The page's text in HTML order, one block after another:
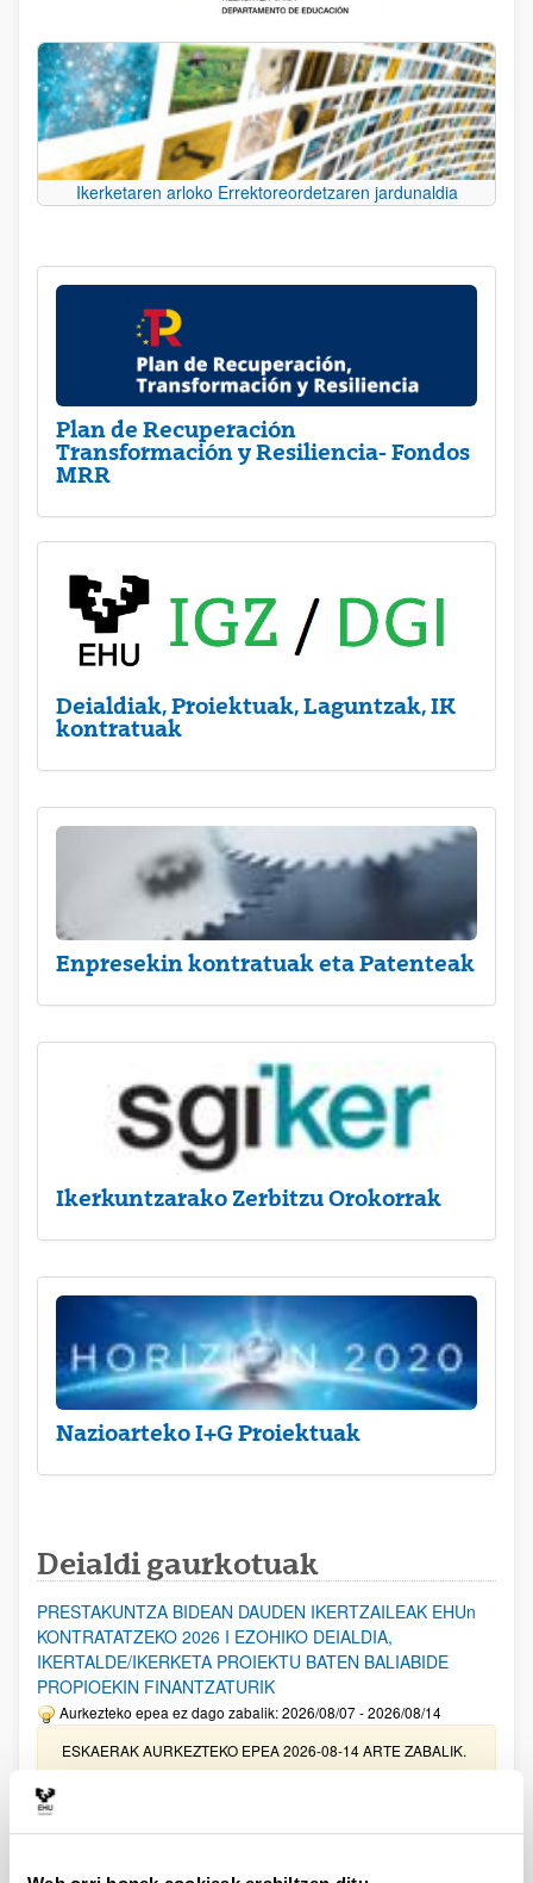
Ikerketaren arloko Errektoreordetzaren jardunaldia
Plan de Recuperación
Transformación y Resiliencia- Fondos
MRR
Deialdiak, Proiektuak, Laguntzak, IK
kontratuak
Enpresekin kontratuak eta Patenteak
Ikerkuntzarako Zerbitzu Orokorrak
Nazioarteko I+G Proiektuak
Deialdi gaurkotuak
PRESTAKUNTZA BIDEAN DAUDEN IKERTZAILEAK EHUn
KONTRATATZEKO 2026 I EZOHIKO DEIALDIA,
IKERTALDE/IKERKETA PROIEKTU BATEN BALIABIDE
PROPIOEKIN FINANTZATURIK
Aurkezteko epea ez dago zabalik: 2026/08/07 - 2026/08/14
ESKAERAK AURKEZTEKO EPEA 2026-08-14 ARTE ZABALIK.
UPV/EHUn Azpiegitura Zientifikoa eta Funts Bibliografikoak
erosi eta berritzeko laguntzak 2026